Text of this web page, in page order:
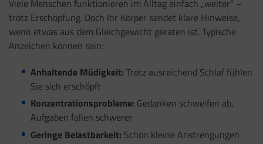
Viele Menschen funktionieren im Alltag einfach „weiter“ –
trotz Erschöpfung. Doch Ihr Körper sendet klare Hinweise,
wenn etwas aus dem Gleichgewicht geraten ist. Typische
Anzeichen können sein:
Anhaltende Müdigkeit: Trotz ausreichend Schlaf fühlen
Sie sich erschöpft
Konzentrationsprobleme: Gedanken schweifen ab,
Aufgaben fallen schwerer
Geringe Belastbarkeit: Schon kleine Anstrengungen